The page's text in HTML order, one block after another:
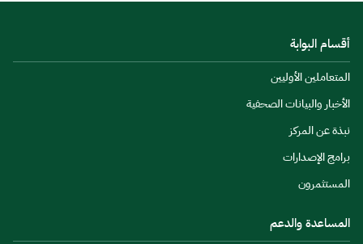
أقسام البوابة
المتعاملين الأوليين
الأخبار والبيانات الصحفية
نبذة عن المركز
برامج الإصدارات
المستثمرون
المساعدة والدعم